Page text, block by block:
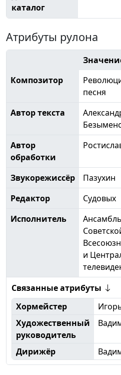
каталог
Атрибуты рулона
Композитор
песня
Автор текста
Автор
обработки
Звукорежиссёр Пазухин
Редактор
Судовых
Исполнитель
и
Связанные атрибуты
Хормейстер
Художественный
руководитель
Дирижёр